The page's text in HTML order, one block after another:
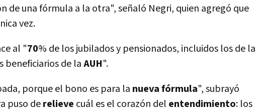
de una fórmula a la otra", señaló Negri, quien agregó que
vez.
al "70% de los jubilados y pensionados, incluidos los de la
beneficiarios de laAUH".
porque el bono es para la nueva fórmula", subrayó
puso derelieve cuál es el corazón del entendimiento: los